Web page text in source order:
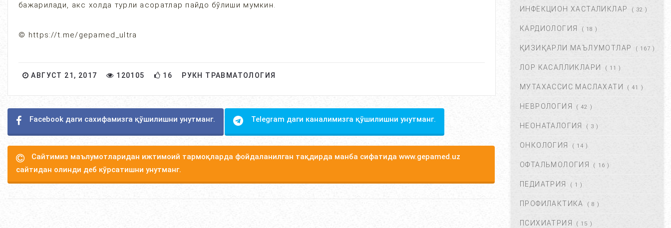
бажарилади, акс холда турли асоратлар пайдо бўлиши мумкин.
© https://t.me/gepamed_ultra
АВГУСТ 21, 2017 120105 16 РУКН ТРАВМАТОЛОГИЯ
Facebook даги сахифамизга қўшилишни унутманг. Telegram даги каналимизга қўшилишни унутманг.
Сайтимиз маълумотларидан ижтимоий тармоқларда фойдаланилган тақдирда манба сифатида www.gepamed.uz
сайтидан олинди деб кўрсатишни унутманг.
БОШ ОҒРИШИ. УНИНГ
ФЕВ 06, 2018 59765
ХОМИЛАДОРЛИКДА БОЛА
БЕЛГИЛАРИ ВА
АВГ 17, 2017
БЎЛДИ. НИМА ҚИЛМОҚ
ОКТ 01, 2017
НЕГА КАТТАЛАШАДИ?...
ИНФЕКЦИОН ХАСТАЛИКЛАР ( 32 )
КАРДИОЛОГИЯ ( 18 )
ҚИЗИҚАРЛИ МАЪЛУМОТЛАР ( 167 )
ЛОР КАСАЛЛИКЛАРИ ( 11 )
МУТАХАССИС МАСЛАХАТИ ( 41 )
НЕВРОЛОГИЯ ( 42 )
НЕОНАТАЛОГИЯ ( 3 )
ОНКОЛОГИЯ ( 14 )
ОФТАЛЬМОЛОГИЯ ( 16 )
ПЕДИАТРИЯ ( 1 )
ПРОФИЛАКТИКА ( 8 )
ПСИХИАТРИЯ ( 15 )